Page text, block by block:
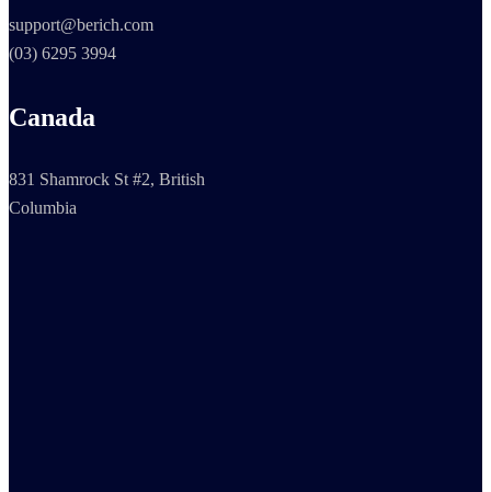
support@berich.com
(03) 6295 3994
Canada
831 Shamrock St #2, British
Columbia